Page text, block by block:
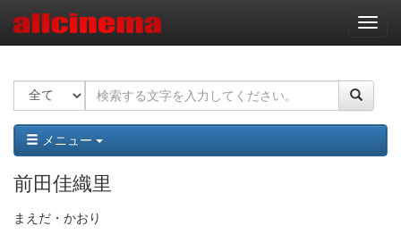
ナ
ビ
ー
ョ
ン
メニュー
前田佳織里
まえだ・かおり